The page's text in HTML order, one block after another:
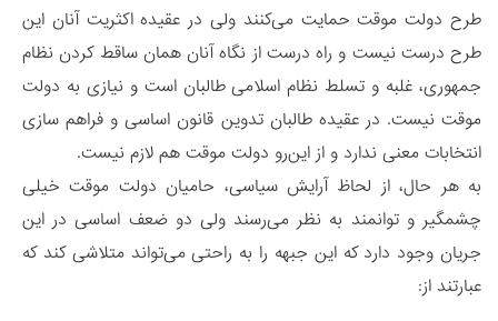
طرح دولت موقت حمایت می‌کنند ولی در عقیده اکثریت آنان این
طرح درست نیست و راه درست از نگاه آنان همان ساقط کردن نظام
جمهوری، غلبه و تسلط نظام اسلامی طالبان است و نیازی به دولت
موقت نیست. در عقیده طالبان تدوین قانون اساسی و فراهم سازی
انتخابات معنی ندارد و از این‌رو دولت موقت هم لازم نیست.
به هر حال، از لحاظ آرایش سیاسی، حامیان دولت موقت خیلی
چشمگیر و توانمند به نظر می‌رسند ولی دو ضعف اساسی در این
جریان وجود دارد که این جبهه را به راحتی می‌تواند متلاشی کند که
عبارتند از: